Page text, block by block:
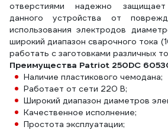
отверстиями надежно
данного устройства от
использования электродов
широкий диапазон сварочного тока
работать с заготовками различных
Преимущества Patriot 250DC
Наличие пластикового чемодана;
Работает от сети 220 В;
Широкий диапазон диаметров
Качественное исполнение;
Простота эксплуатации;